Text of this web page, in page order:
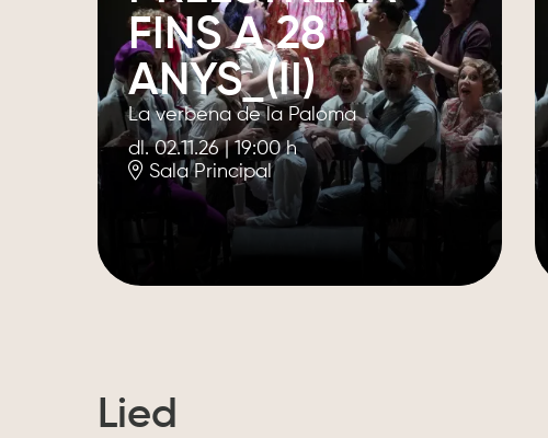
FINS A 28
ANYS_(II)
La verbena de la Paloma
dl. 02.11.26|19:00 h
Sala Principal
Lied